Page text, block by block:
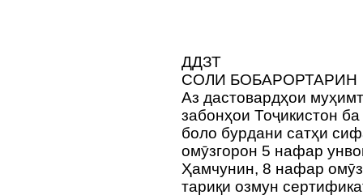
ДДЗТ
СОЛИ БОБАРОРТАРИН
Аз дастовардҳои
забонҳои Тоҷикистон
боло бурдани сатҳи
омӯзгорон 5 нафар
Ҳамчунин, 8 нафар
тариқи озмун